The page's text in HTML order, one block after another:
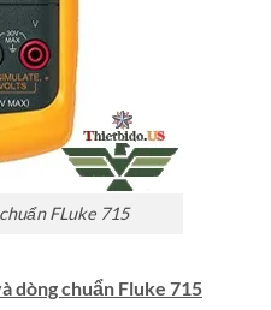
FLuke 715
dòng chuẩn Fluke 715